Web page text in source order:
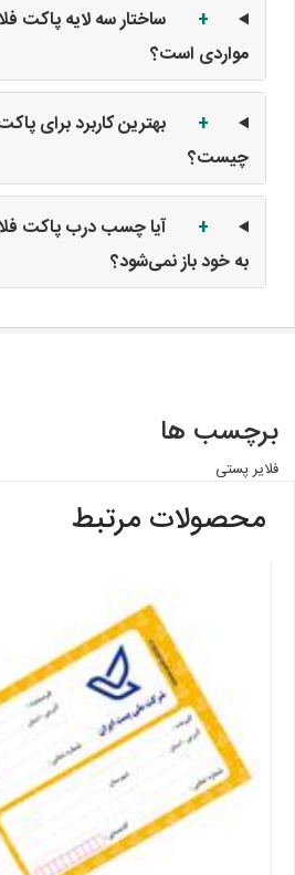
+
ساختار سه لایه پاکت
مواردی است؟
+
چیست؟
+
آیا چسب درب پاکت
به خود باز نمی‌شود؟
برچسب ها
فلایر پستی
محصولات مرتبط